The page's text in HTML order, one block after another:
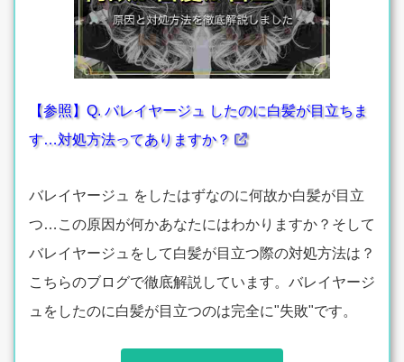
【参照】Q. バレイヤージュ したのに白髪が目立ちま
す…対処方法ってありますか？
バレイヤージュ をしたはずなのに何故か白髪が目立
つ…この原因が何かあなたにはわかりますか？そして
バレイヤージュをして白髪が目立つ際の対処方法は？
こちらのブログで徹底解説しています。バレイヤージ
ュをしたのに白髪が目立つのは完全に"失敗"です。